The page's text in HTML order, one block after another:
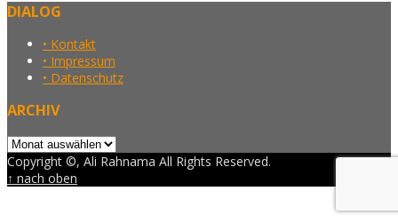
DIALOG
• Kontakt
• Impressum
• Datenschutz
ARCHIV
Archiv
Copyright ©, Ali Rahnama All Rights Reserved.
↑ nach oben